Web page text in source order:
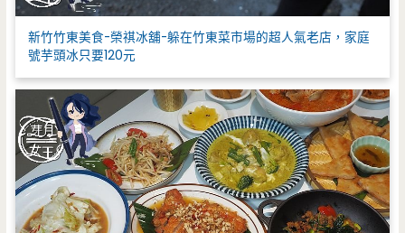
新竹竹東美食-榮祺冰舖-躲在竹東菜市場的超人氣老店，家庭
號芋頭冰只要120元